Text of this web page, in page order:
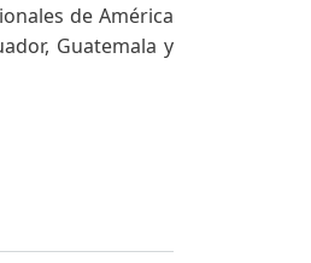
de América
Guatemala y